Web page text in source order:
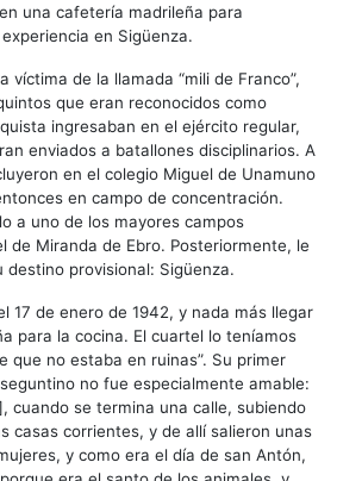
una cafetería madrileña para
en Sigüenza.
víctima de la llamada “mili de Franco”,
que eran reconocidos como
ingresaban en el ejército regular,
enviados a batallones disciplinarios. A
en el colegio Miguel de Unamuno
en campo de concentración.
a uno de los mayores campos
de Miranda de Ebro. Posteriormente, le
destino provisional: Sigüenza.
17 de enero de 1942, y nada más llegar
para la cocina. El cuartel lo teníamos
que no estaba en ruinas”. Su primer
no fue especialmente amable:
cuando se termina una calle, subiendo
casas corrientes, y de allí salieron unas
y como era el día de san Antón,